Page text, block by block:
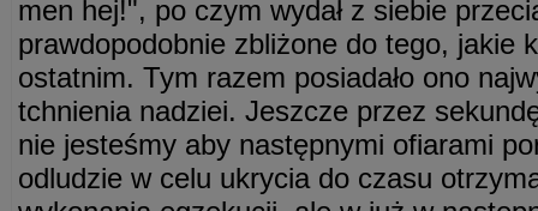
men hej!", po czym wydał z siebie
prawdopodobnie zbliżone do tego, jakie
ostatnim. Tym razem posiadało ono
tchnienia nadziei. Jeszcze przez
nie jesteśmy aby następnymi ofiarami
odludzie w celu ukrycia do czasu